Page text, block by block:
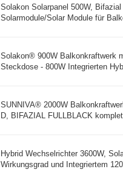
Solakon Solarpanel 500W,
Solarmodule/Solar Module für
Solakon® 900W Balkonkraftwerk
Steckdose - 800W Integrierten
SUNNIVA® 2000W
D, BIFAZIAL FULLBLACK
Hybrid Wechselrichter 3600W,
Wirkungsgrad und Integriertem